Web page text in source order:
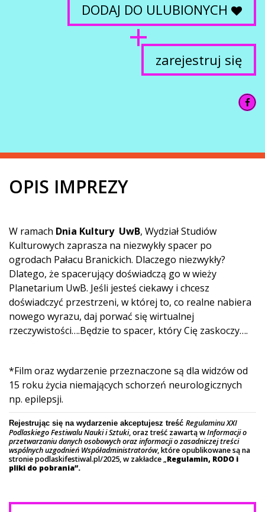
DODAJ DO ULUBIONYCH
zarejestruj się
OPIS IMPREZY
W ramach Dnia Kultury UwB, Wydział Studiów
Kulturowych zaprasza na niezwykły spacer po
ogrodach Pałacu Branickich. Dlaczego niezwykły?
Dlatego, że spacerujący doświadczą go w wieży
Planetarium UwB. Jeśli jesteś ciekawy i chcesz
doświadczyć przestrzeni, w której to, co realne nabiera
nowego wyrazu, daj porwać się wirtualnej
rzeczywistości….Będzie to spacer, który Cię zaskoczy….
*Film oraz wydarzenie przeznaczone są dla widzów od
15 roku życia niemających schorzeń neurologicznych
np. epilepsji.
Rejestrując się na wydarzenie akceptujesz treść Regulaminu XXI
Podlaskiego Festiwalu Nauki i Sztuki, oraz treść zawartą wInformacji o
przetwarzaniu danych osobowych oraz informacji o zasadniczej treści
wspólnych uzgodnień Współadministratorów, które opublikowane są na
stronie podlaskifestiwal.pl/2025, w zakładce „Regulamin, RODO i
pliki do pobrania”.